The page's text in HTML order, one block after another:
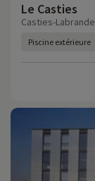
Le Casties
Casties-
Piscine extérieure